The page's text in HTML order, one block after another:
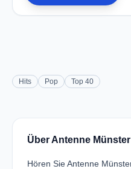
Hits Pop Top 40
Über Antenne
Hören Sie Antenne